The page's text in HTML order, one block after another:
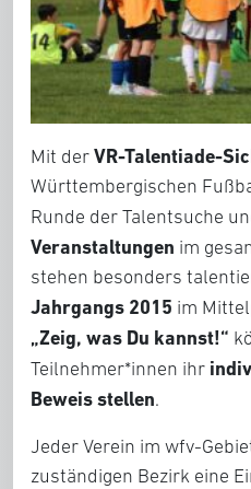
Mit der VR-Talentiade-
Württembergischen
Runde der Talentsuche
Veranstaltungen im
stehen besonders
Jahrgangs 2015 im
„Zeig, was Du kannst!“
Teilnehmer*innen ihr
Beweis stellen.
Jeder Verein im wfv-
zuständigen Bezirk eine